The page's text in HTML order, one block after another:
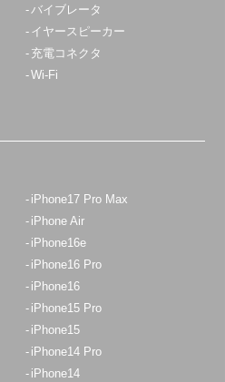
バイブレータ
イヤースピーカー
充電コネクタ
Wi-Fi
iPhone17 Pro Max
iPhone Air
iPhone16e
iPhone16 Pro
iPhone16
iPhone15 Pro
iPhone15
iPhone14 Pro
iPhone14